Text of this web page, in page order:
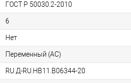
ГОСТ P 50030.2-2010
6
Нет
Переменный (AC)
RU Д-RU.НВ11.B06344-20